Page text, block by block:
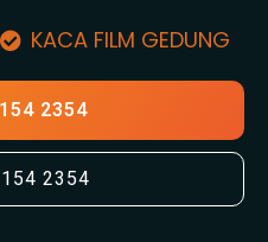
KACA FILM GEDUNG
2354
2354